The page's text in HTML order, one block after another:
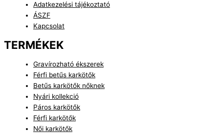
Adatkezelési tájékoztató
ÁSZF
Kapcsolat
TERMÉKEK
Gravírozható ékszerek
Férfi betűs karkötők
Betűs karkötők nőknek
Nyári kollekció
Páros karkötők
Férfi karkötők
Női karkötők